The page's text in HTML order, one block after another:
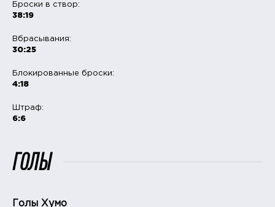
Броски в створ:
38:19
Вбрасывания:
30:25
Блокированные броски:
4:18
Штраф:
6:6
ГОЛЫ
Голы Хумо